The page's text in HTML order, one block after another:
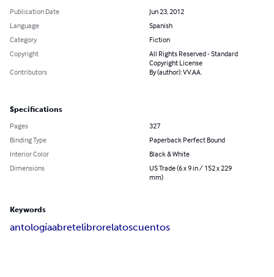
Publication Date
Jun 23, 2012
Language
Spanish
Category
Fiction
Copyright
All Rights Reserved - Standard
Copyright License
Contributors
By (author): VV.AA.
Specifications
Pages
327
Binding Type
Paperback Perfect Bound
Interior Color
Black & White
Dimensions
US Trade (6 x 9 in / 152 x 229
mm)
Keywords
antologíaabretelibrorelatoscuentos